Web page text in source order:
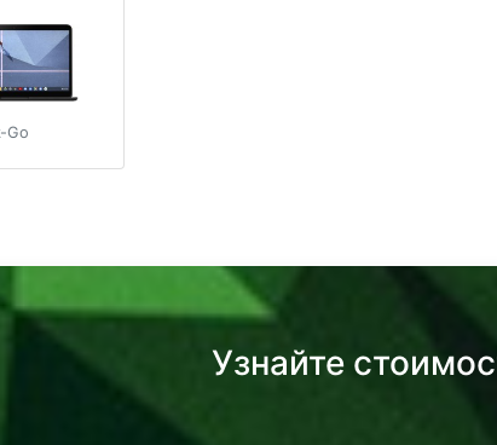
Go
Узнайте